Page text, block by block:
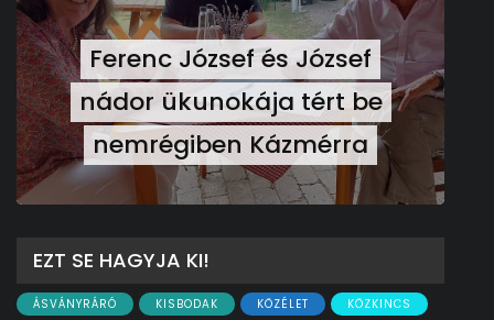
Ferenc József és József
nádor ükunokája tért be
nemrégiben Kázmérra
EZT SE HAGYJA KI!
ÁSVÁNYRÁRÓ KISBODAK KÖZÉLET KÖZKINCS